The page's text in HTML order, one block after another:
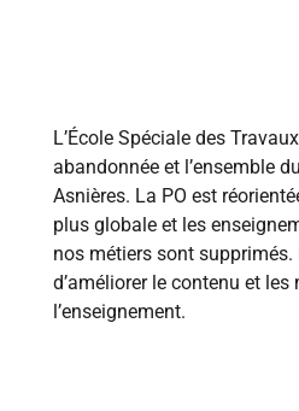
L’École Spéciale des
abandonnée et l’ensemble
Asnières. La PO est
plus globale et les
nos métiers sont supprimés.
d’améliorer le contenu et les
l’enseignement.